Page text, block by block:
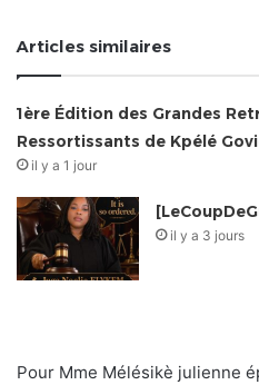
Articles similaires
1ère Édition des Grandes
Ressortissants de Kpélé
il y a 1 jour
il y a 3 jours
Pour Mme Mélésikè julienne